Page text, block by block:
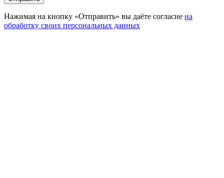
Нажимая на кнопку «Отправить» вы даёте согласие на
обработку своих персональных данных